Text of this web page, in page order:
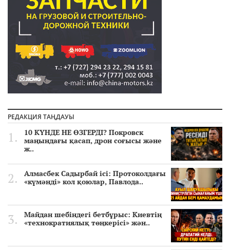
РЕДАКЦИЯ ТАҢДАУЫ
10 КҮНДЕ НЕ ӨЗГЕРДІ? Покровск
маңындағы қасап, дрон соғысы және
ж..
Алмасбек Садырбай ісі: Протоколдағы
«күмәнді» кол қоюлар, Павлода..
Майдан шебіндегі бетбұрыс: Киевтің
«технократиялық төңкерісі» жән..